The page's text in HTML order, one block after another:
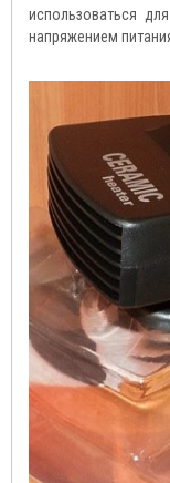
использоваться
напряжением